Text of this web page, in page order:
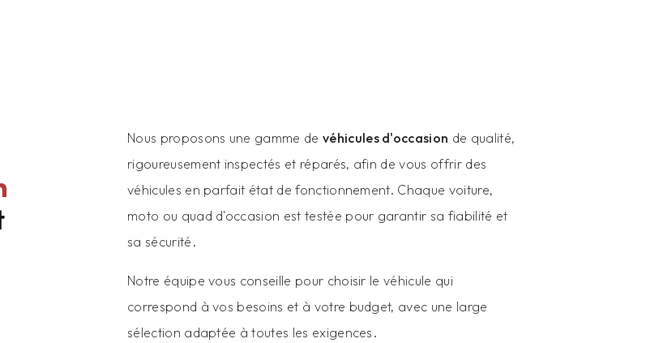
Nous proposons une gamme de véhicules d'occasion de qualité,
rigoureusement inspectés et réparés, afin de vous offrir des
véhicules en parfait état de fonctionnement. Chaque voiture,
moto ou quad d'occasion est testée pour garantir sa fiabilité et
sa sécurité.
Notre équipe vous conseille pour choisir le véhicule qui
correspond à vos besoins et à votre budget, avec une large
sélection adaptée à toutes les exigences.